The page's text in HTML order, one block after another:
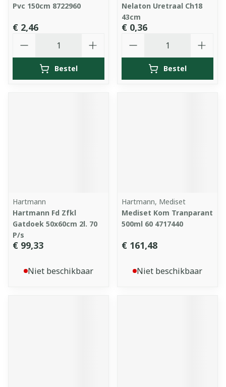
Pvc 150cm 8722960
€ 2,46
Bestel
Nelaton Uretraal Ch18
43cm
€ 0,36
Bestel
Hartmann
Hartmann Fd Zfkl
Gatdoek 50x60cm 2l. 70
P/s
€ 99,33
Niet beschikbaar
Hartmann, Mediset
Mediset Kom Tranparant
500ml 60 4717440
€ 161,48
Niet beschikbaar